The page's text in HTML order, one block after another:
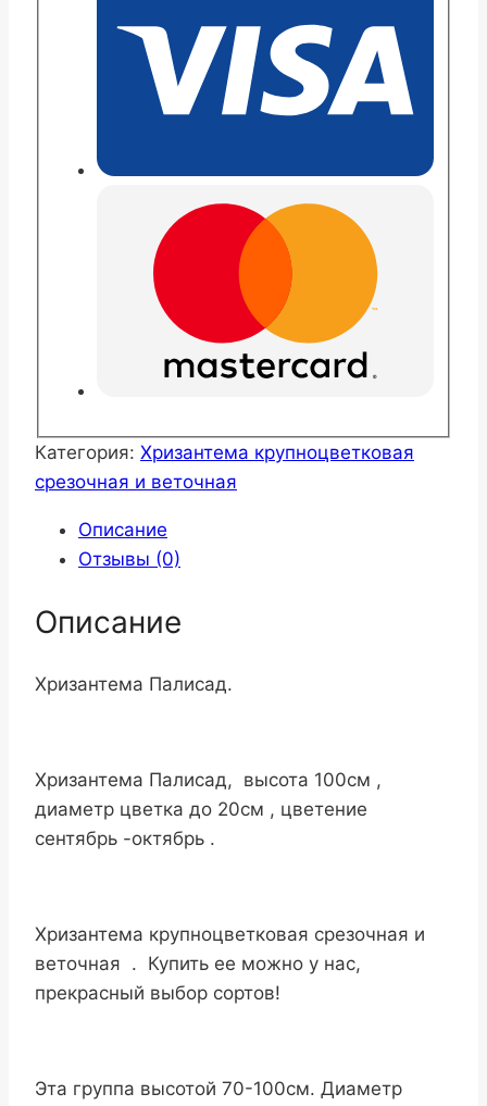
Категория: Хризантема крупноцветковая
срезочная и веточная
Описание
Отзывы (0)
Описание
Хризантема Палисад.
Хризантема Палисад, высота 100см ,
диаметр цветка до 20см , цветение
сентябрь -октябрь .
Хризантема крупноцветковая срезочная и
веточная . Купить ее можно у нас,
прекрасный выбор сортов!
Эта группа высотой 70-100см. Диаметр